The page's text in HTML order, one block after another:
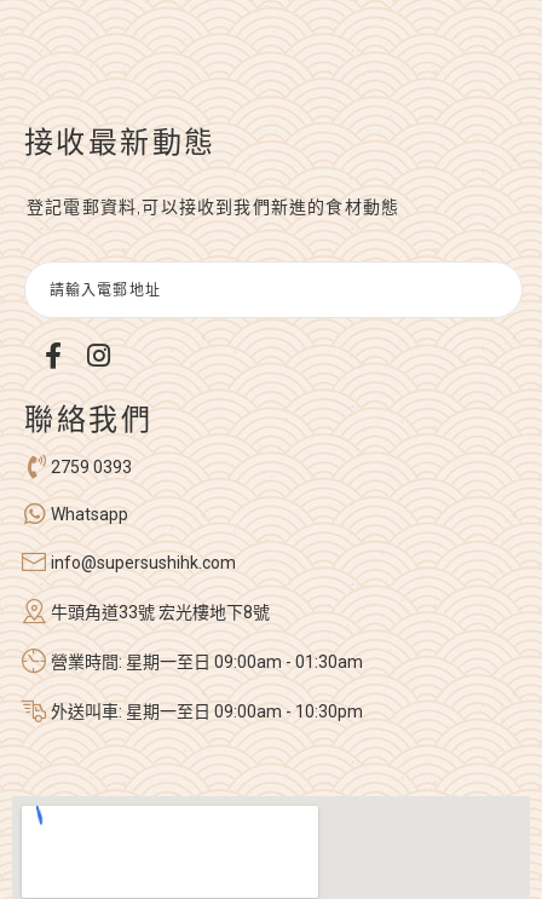
接收最新動態
登記電郵資料,可以接收到我們新進的食材動態
聯絡我們
2759 0393
Whatsapp
info@supersushihk.com
牛頭角道33號 宏光樓地下8號
營業時間: 星期一至日 09:00am - 01:30am
外送叫車: 星期一至日 09:00am - 10:30pm